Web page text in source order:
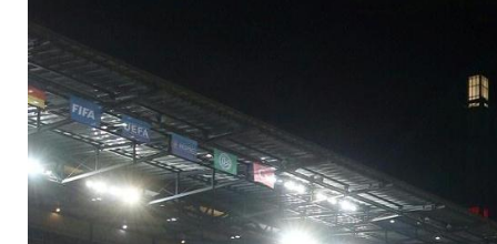
Schweiz ohne